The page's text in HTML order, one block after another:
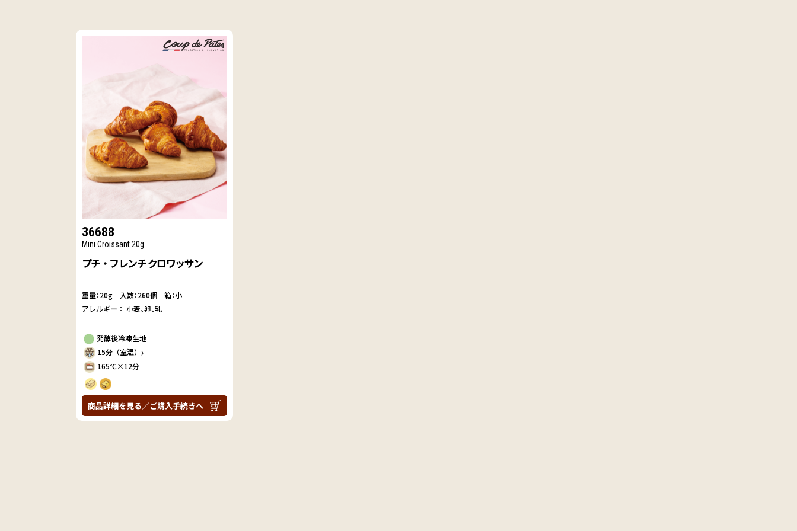
36688
Mini Croissant 20g
プチ・フレンチ クロワッサン
重量：20g
入数：260個 箱：小
アレルギー： 小麦 卵 乳
発酵後冷凍生地
15分（室温）
〉
165℃×12分
商品詳細を見る／ご購入手続きへ